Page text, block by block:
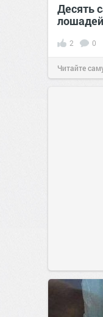
Десять
2 0
Читайте